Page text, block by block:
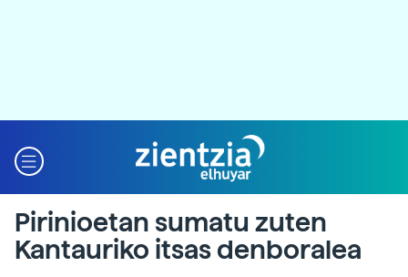
Pirinioetan sumatu zuten
Kantauriko itsas denboralea